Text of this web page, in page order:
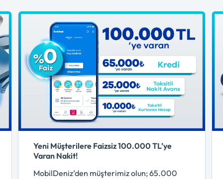
Yeni Müşterilere Faizsiz 100.000 TL’ye
Varan Nakit!
MobilDeniz’den müşterimiz olun; 65.000